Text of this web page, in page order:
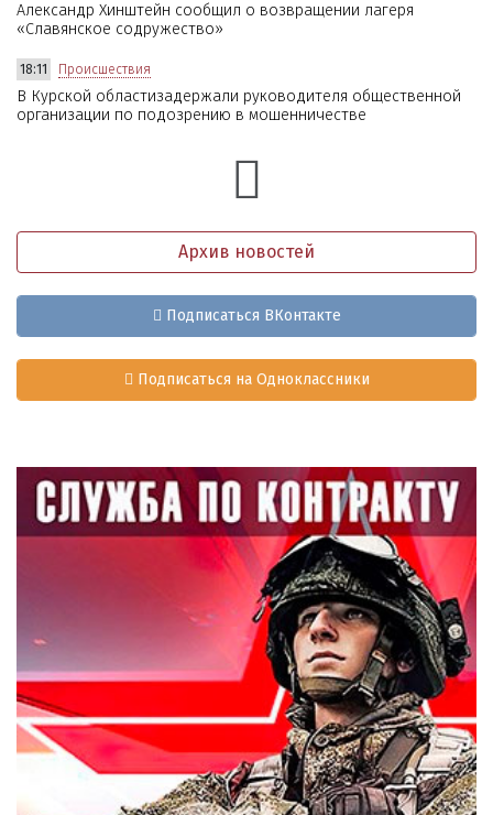
Александр Хинштейн сообщил о возвращении лагеря
«Славянское содружество»
18:11 Происшествия
В Курской областизадержали руководителя общественной
организации по подозрению в мошенничестве
Архив новостей
Подписаться ВКонтакте
Подписаться на Одноклассники